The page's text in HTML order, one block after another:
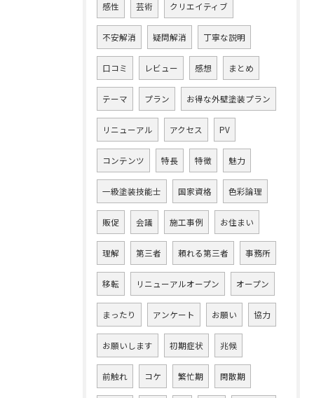
感性 芸術 クリエイティブ
不安解消 疑問解消 丁寧な説明
口コミ レビュー 感想 まとめ
テーマ プラン お得な外壁塗装プラン
リニューアル アクセス PV
コンテンツ 特長 特徴 魅力
一級塗装技能士 国家資格 色彩論理
販促 会議 施工事例 お住まい
理解 第三者 頼れる第三者 事務所
移転 リニューアルオープン オープン
まったり アンケート お願い 協力
お願いします 初期症状 兆候
前触れ コケ 繁忙期 閑散期